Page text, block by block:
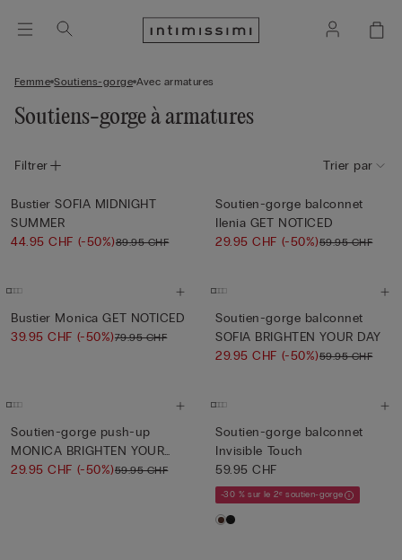
Femme Soutiens-gorge Avec armatures
Soutiens-gorge à armatures
Filtrer Trier par
Bustier SOFIA MIDNIGHT
SUMMER
44.95 CHF (-50%)89.95 CHF
Soutien-gorge balconnet
Ilenia GET NOTICED
29.95 CHF (-50%)59.95 CHF
Bustier Monica GET NOTICED
39.95 CHF (-50%)79.95 CHF
Soutien-gorge balconnet
SOFIA BRIGHTEN YOUR DAY
29.95 CHF (-50%)59.95 CHF
Soutien-gorge push-up
MONICA BRIGHTEN YOUR
DAY
29.95 CHF (-50%)59.95 CHF
Soutien-gorge balconnet
Invisible Touch
59.95 CHF
-30 % sur le 2ᵉ soutien-gorge